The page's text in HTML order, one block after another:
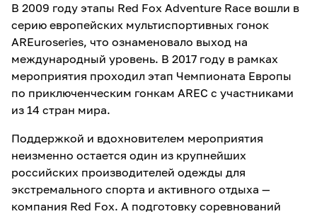
В 2009 году этапы Red Fox Adventure Race вошли в
серию европейских мультиспортивных гонок
AREuroseries, что ознаменовало выход на
международный уровень. В 2017 году в рамках
мероприятия проходил этап Чемпионата Европы
по приключенческим гонкам AREC с участниками
из 14 стран мира.
Поддержкой и вдохновителем мероприятия
неизменно остается один из крупнейших
российских производителей одежды для
экстремального спорта и активного отдыха —
компания Red Fox. А подготовку соревнований